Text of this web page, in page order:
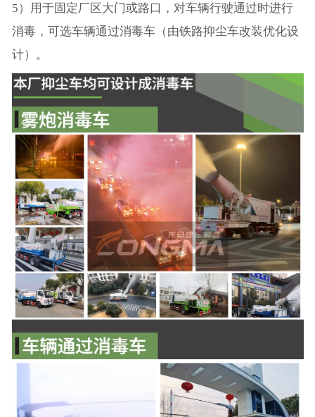
5）用于固定厂区大门或路口，对车辆行驶通过时进行
消毒，可选车辆通过消毒车（由铁路抑尘车改装优化设
计）。